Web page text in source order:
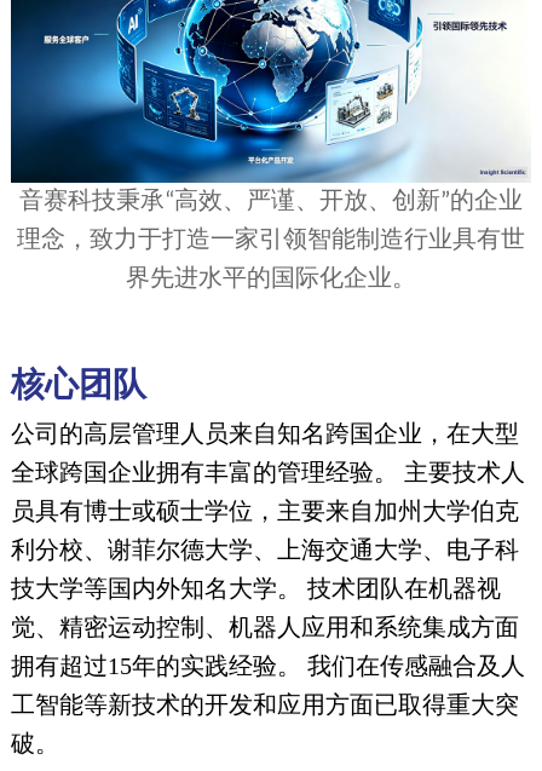
音赛科技秉承“高效、严谨、开放、创新”的企业
理念，致力于打造一家引领智能制造行业具有世
界先进水平的国际化企业。
核心团队
公司的高层管理人员来自知名跨国企业，在大型
全球跨国企业拥有丰富的管理经验。 主要技术人
员具有博士或硕士学位，主要来自加州大学伯克
利分校、谢菲尔德大学、上海交通大学、电子科
技大学等国内外知名大学。 技术团队在机器视
觉、精密运动控制、机器人应用和系统集成方面
拥有超过15年的实践经验。 我们在传感融合及人
工智能等新技术的开发和应用方面已取得重大突
破。